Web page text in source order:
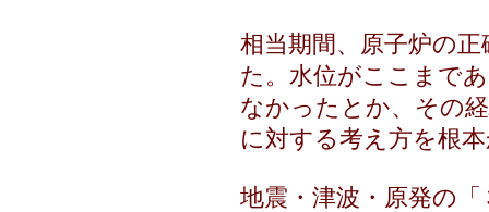
相当期間、原子炉の
た。水位がここまで
なかったとか、その
に対する考え方を根
地震・津波・原発の